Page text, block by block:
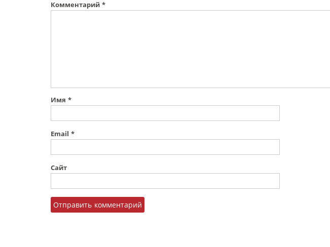
Комментарий *
Имя *
Email *
Сайт